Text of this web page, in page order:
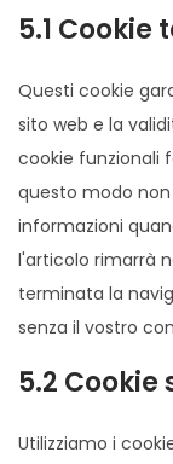
5.1
Questi cookie
sito web e la
cookie funzionali
questo modo non
informazioni
l'articolo rimarrà
terminata la
senza il vostro
5.2
Utilizziamo i